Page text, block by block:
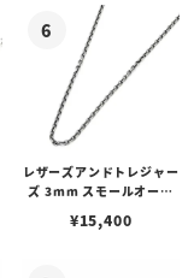
レザーズアンドトレジャー
ズ 3mm スモールオーバ
ブスタークラスプ＆LTロ
¥15,400